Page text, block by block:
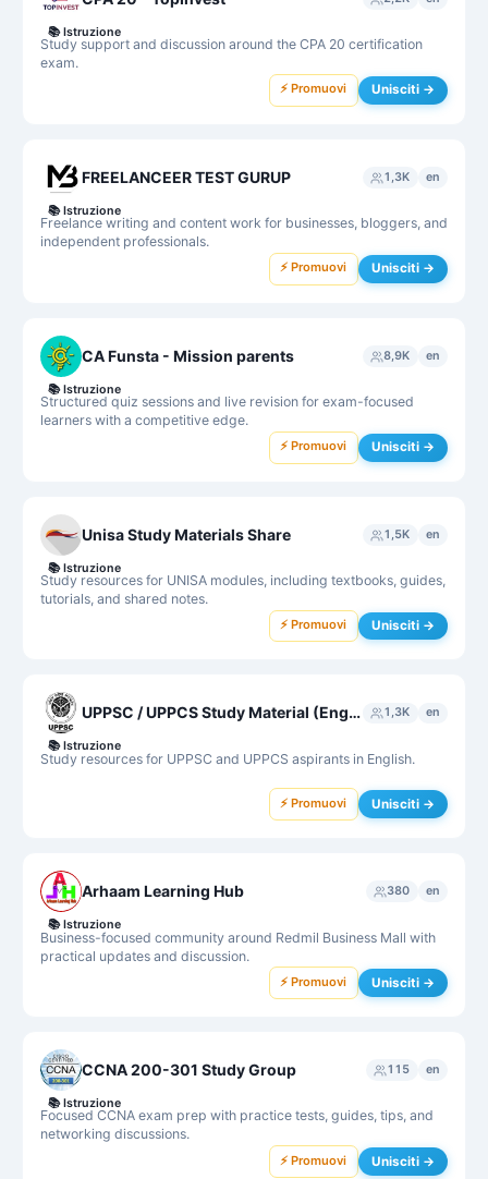
Study support and discussion around the CPA 20 certification
exam.
📚 Istruzione
⚡ Promuovi Unisciti →
FREELANCEER TEST GURUP 1,3K en
Freelance writing and content work for businesses, bloggers, and
independent professionals.
📚 Istruzione
⚡ Promuovi Unisciti →
CA Funsta - Mission parents 8,9K en
Structured quiz sessions and live revision for exam-focused
learners with a competitive edge.
📚 Istruzione
⚡ Promuovi Unisciti →
Unisa Study Materials Share 1,5K en
Study resources for UNISA modules, including textbooks, guides,
tutorials, and shared notes.
📚 Istruzione
⚡ Promuovi Unisciti →
UPPSC / UPPCS Study Material (English) 1,3K en
Study resources for UPPSC and UPPCS aspirants in English.
📚 Istruzione
⚡ Promuovi Unisciti →
Arhaam Learning Hub 380 en
Business-focused community around Redmil Business Mall with
practical updates and discussion.
📚 Istruzione
⚡ Promuovi Unisciti →
CCNA 200-301 Study Group 115 en
Focused CCNA exam prep with practice tests, guides, tips, and
networking discussions.
📚 Istruzione
⚡ Promuovi Unisciti →